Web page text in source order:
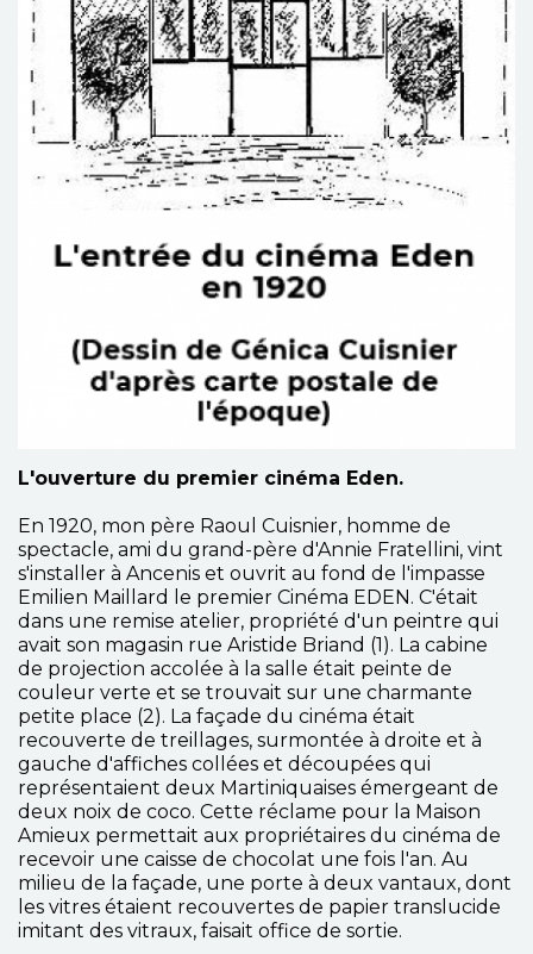
L'ouverture du premier cinéma Eden.
En 1920, mon père Raoul Cuisnier, homme de
spectacle, ami du grand-père d'Annie Fratellini, vint
s'installer à Ancenis et ouvrit au fond de l'impasse
Emilien Maillard le premier Cinéma EDEN. C'était
dans une remise atelier, propriété d'un peintre qui
avait son magasin rue Aristide Briand (1). La cabine
de projection accolée à la salle était peinte de
couleur verte et se trouvait sur une charmante
petite place (2). La façade du cinéma était
recouverte de treillages, surmontée à droite et à
gauche d'affiches collées et découpées qui
représentaient deux Martiniquaises émergeant de
deux noix de coco. Cette réclame pour la Maison
Amieux permettait aux propriétaires du cinéma de
recevoir une caisse de chocolat une fois l'an. Au
milieu de la façade, une porte à deux vantaux, dont
les vitres étaient recouvertes de papier translucide
imitant des vitraux, faisait office de sortie.